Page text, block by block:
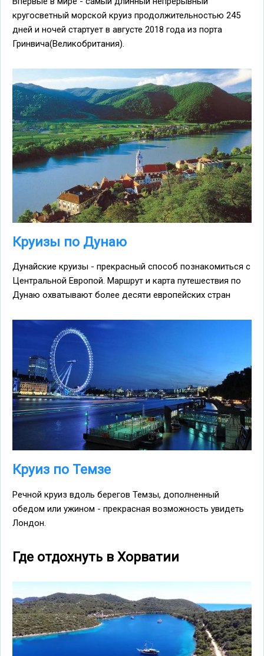
кругосветный морской круиз продолжительностью 245
дней и ночей стартует в августе 2018 года из порта
Гринвича(Великобритания).
Круизы по Дунаю
Дунайские круизы - прекрасный способ познакомиться с
Центральной Европой. Маршрут и карта путешествия по
Дунаю охватывают более десяти европейских стран
Круиз по Темзе
Речной круиз вдоль берегов Темзы, дополненный
обедом или ужином - прекрасная возможность увидеть
Лондон.
Где отдохнуть в Хорватии